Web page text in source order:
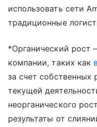
использовать сети
традиционные
*Органический рост
компании, таких как
за счет собственных
текущей
неорганического
результаты от